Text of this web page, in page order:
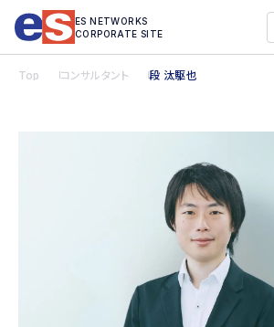
ES NETWORKS
CORPORATE SITE
Top コンサルタント 段 汰駆也